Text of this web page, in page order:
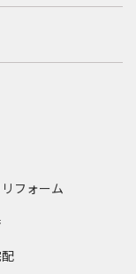
フォーム